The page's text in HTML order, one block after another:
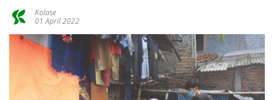
Kolase
01 April 2022